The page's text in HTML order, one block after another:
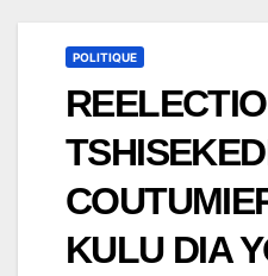
POLITIQUE
KULU DIA